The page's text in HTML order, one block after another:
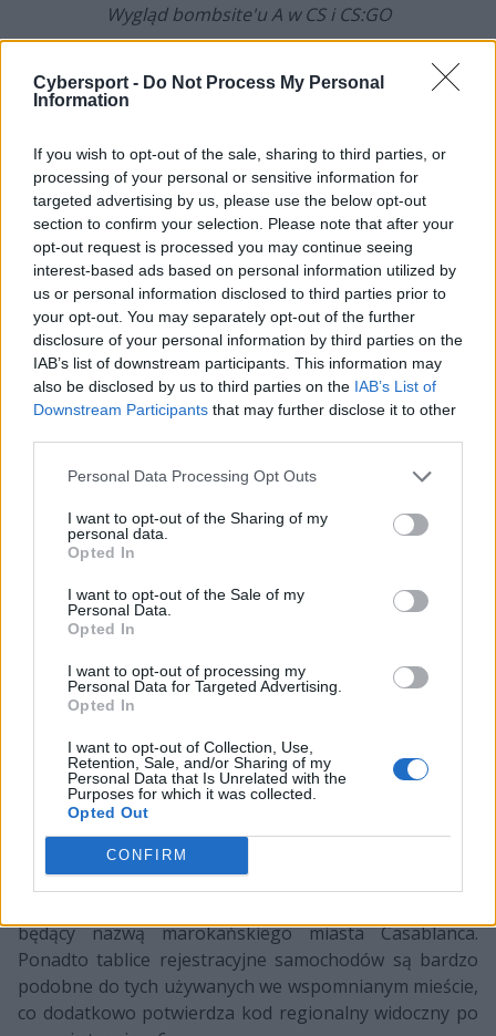
Cybersport - Do Not Process My Personal
Information
If you wish to opt-out of the sale, sharing to third parties, or
processing of your personal or sensitive information for
targeted advertising by us, please use the below opt-out
section to confirm your selection. Please note that after your
opt-out request is processed you may continue seeing
interest-based ads based on personal information utilized by
us or personal information disclosed to third parties prior to
your opt-out. You may separately opt-out of the further
disclosure of your personal information by third parties on the
IAB’s list of downstream participants. This information may
also be disclosed by us to third parties on the IAB’s List of
Downstream Participants that may further disclose it to other
Personal Data Processing Opt Outs
I want to opt-out of the Sharing of my
personal data.
Opted In
I want to opt-out of the Sale of my
Personal Data.
Opted In
I want to opt-out of processing my
Personal Data for Targeted Advertising.
Opted In
I want to opt-out of Collection, Use,
Retention, Sale, and/or Sharing of my
Personal Data that Is Unrelated with the
Purposes for which it was collected.
Opted Out
CONFIRM
Wygląd bombsite'u A w CS i CS:GO
Po wejściu na rynek Counter-Strike: Source, lokacja
otrzymała aktualizację graficzną, która dość mocno
upodobniła do go jego pierwowzoru. W następnej
została oparta na wersji z CS: Source, którą dość
mocno jednak poprawiono i wprowadzono znaczące
ulepszenia tekstur i środowiska.
Lokacja ta była jedną z najpopularniejszych, jeśli nie
najbardziej popularną, aż do aktualizacji z 3 lutego
2017, kiedy została wyrzucona z puli i otrzymała swoją
własną kategorię, co było dość sporym zaskoczeniem
dla całej sceny CS:GO. Po ośmiu miesiącach czekania
zakończona została jej przebudowa, a gracze znowu
dostali możliwość stanięcia stopą na znanym terenie.
wskazywały, że mapa ulokowana jest gdzieś na Bliskim
Wschodzie. Dopiero wersja CS:GO dała jednak
odnowiona arena została umiejscowiona w Maroku,
które nie jest zaliczane do Bliskiego Wschodu, ale za to
cechuje się podobną architekturą.
Po czym można wywnioskować, gdzie ulokowano
najnowszą wersję legendarnego Dusta2? Na jednym z
będący nazwą marokańskiego miasta Casablanca.
Ponadto tablice rejestracyjne samochodów są bardzo
podobne do tych używanych we wspomnianym mieście,
co dodatkowo potwierdza kod regionalny widoczny po